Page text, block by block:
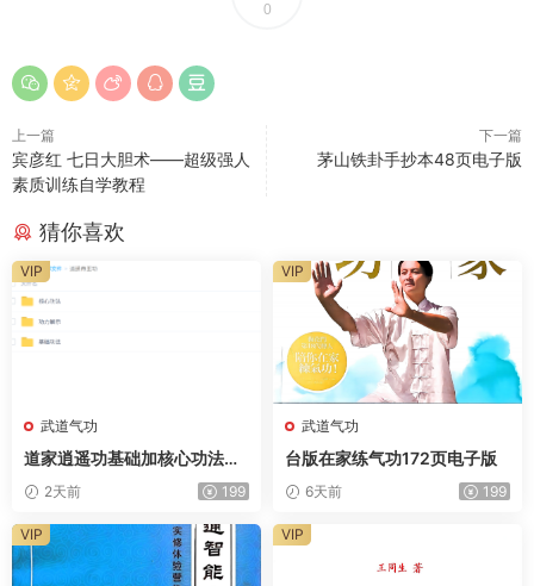
0
上一篇
宾彦红 七日大胆术——超级强人
素质训练自学教程
下一篇
茅山铁卦手抄本48页电子版
猜你喜欢
武道气功
道家逍遥功基础加核心功法视
频 2天前 199
VIP
武道气功
台版在家练气功172页电子版
6天前 199
VIP
VIP VIP